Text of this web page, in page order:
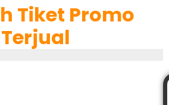
Tiket Promo
Terjual